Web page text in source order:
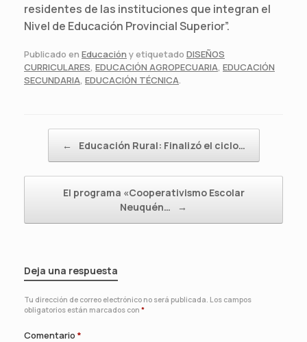
residentes de las instituciones que integran el
Nivel de Educación Provincial Superior”.
Publicado en Educación y etiquetado DISEÑOS
CURRICULARES, EDUCACIÓN AGROPECUARIA, EDUCACIÓN
SECUNDARIA, EDUCACIÓN TÉCNICA.
← Educación Rural: Finalizó el ciclo…
El programa «Cooperativismo Escolar
Neuquén…
→
Deja una respuesta
Tu dirección de correo electrónico no será publicada. Los campos
obligatorios están marcados con *
Comentario *